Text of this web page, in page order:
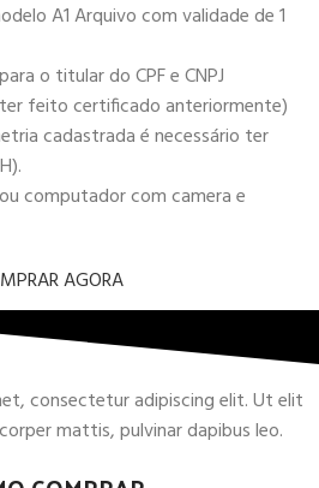
A1 Arquivo com validade de 1
o titular do CPF e CNPJ
feito certificado anteriormente)
cadastrada é necessário ter
computador com camera e
AGORA
consectetur adipiscing elit. Ut elit
mattis, pulvinar dapibus leo.